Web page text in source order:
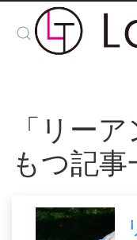
「リー
もつ記事